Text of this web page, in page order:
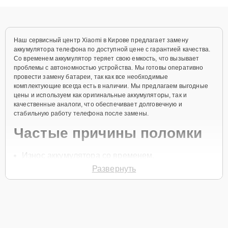
Наш сервисный центр Xiaomi в Кирове предлагает замену
аккумулятора телефона по доступной цене с гарантией качества.
Со временем аккумулятор теряет свою емкость, что вызывает
проблемы с автономностью устройства. Мы готовы оперативно
провести замену батареи, так как все необходимые
комплектующие всегда есть в наличии. Мы предлагаем выгодные
цены и используем как оригинальные аккумуляторы, так и
качественные аналоги, что обеспечивает долговечную и
стабильную работу телефона после замены.
Частые причины поломки
Износ аккумулятора со временем.
Частая зарядка и разрядка устройства.
Развернуть